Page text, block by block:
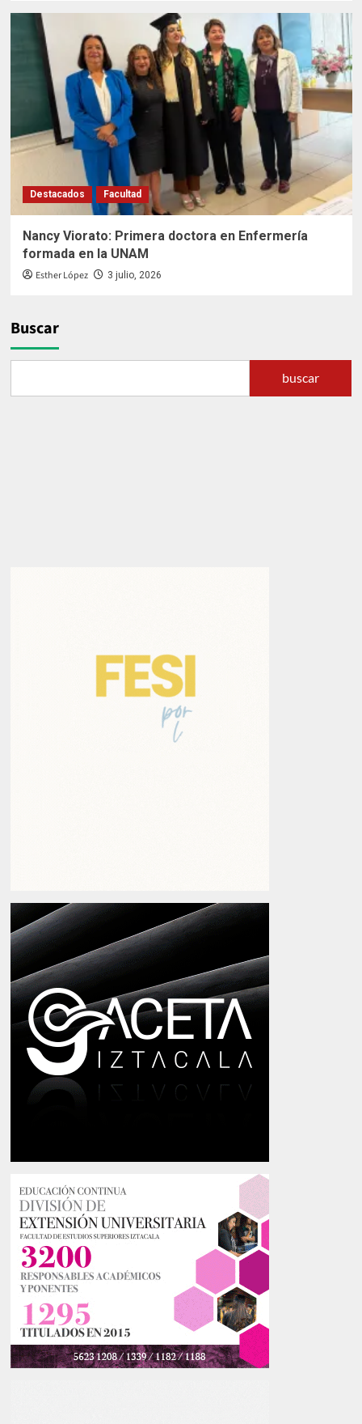
Destacados Facultad
Nancy Viorato: Primera doctora en Enfermería
formada en la UNAM
Esther López 3 julio, 2026
Buscar
buscar